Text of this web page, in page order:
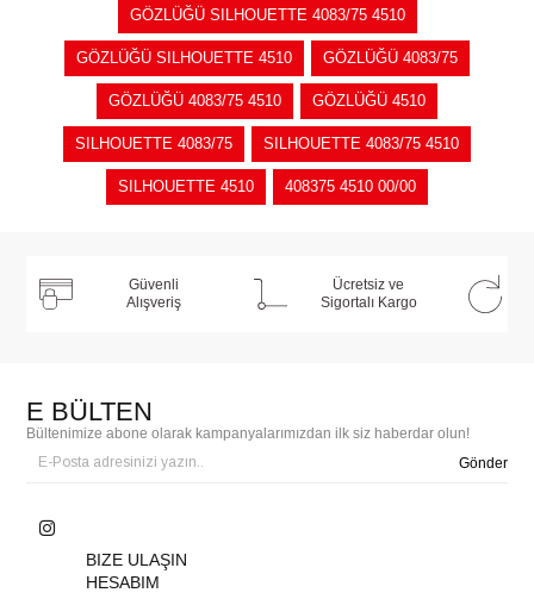
GÖZLÜĞÜ SILHOUETTE 4083/75 4510
GÖZLÜĞÜ SILHOUETTE 4510 GÖZLÜĞÜ 4083/75
GÖZLÜĞÜ 4083/75 4510 GÖZLÜĞÜ 4510
SILHOUETTE 4083/75 SILHOUETTE 4083/75 4510
SILHOUETTE 4510 408375 4510 00/00
Güvenli
Alışveriş
Ücretsiz ve
Sigortalı Kargo
E BÜLTEN
Bültenimize abone olarak kampanyalarımızdan ilk siz haberdar olun!
Gönder
BIZE ULAŞIN
HESABIM